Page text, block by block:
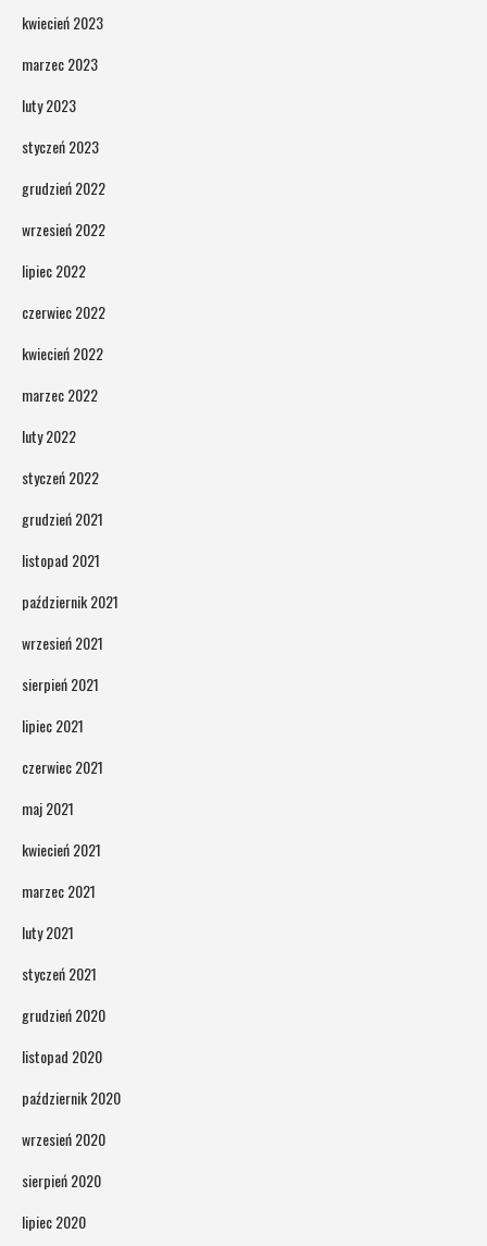
kwiecień 2023
marzec 2023
luty 2023
styczeń 2023
grudzień 2022
wrzesień 2022
lipiec 2022
czerwiec 2022
kwiecień 2022
marzec 2022
luty 2022
styczeń 2022
grudzień 2021
listopad 2021
październik 2021
wrzesień 2021
sierpień 2021
lipiec 2021
czerwiec 2021
maj 2021
kwiecień 2021
marzec 2021
luty 2021
styczeń 2021
grudzień 2020
listopad 2020
październik 2020
wrzesień 2020
sierpień 2020
lipiec 2020